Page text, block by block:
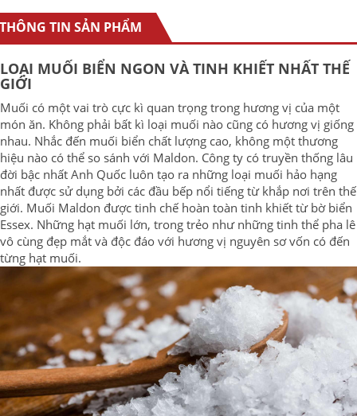
THÔNG TIN SẢN PHẨM
LOẠI MUỐI BIỂN NGON VÀ TINH KHIẾT NHẤT THẾ
GIỚI
Muối có một vai trò cực kì quan trọng trong hương vị của một
món ăn. Không phải bất kì loại muối nào cũng có hương vị giống
nhau. Nhắc đến muối biển chất lượng cao, không một thương
hiệu nào có thể so sánh với Maldon. Công ty có truyền thống lâu
đời bậc nhất Anh Quốc luôn tạo ra những loại muối hảo hạng
nhất được sử dụng bởi các đầu bếp nổi tiếng từ khắp nơi trên thế
giới. Muối Maldon được tinh chế hoàn toàn tinh khiết từ bờ biển
Essex. Những hạt muối lớn, trong trẻo như những tinh thể pha lê
vô cùng đẹp mắt và độc đáo với hương vị nguyên sơ vốn có đến
từng hạt muối.